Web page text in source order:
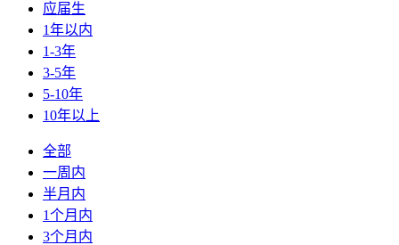
应届生
1年以内
1-3年
3-5年
5-10年
10年以上
全部
一周内
半月内
1个月内
3个月内